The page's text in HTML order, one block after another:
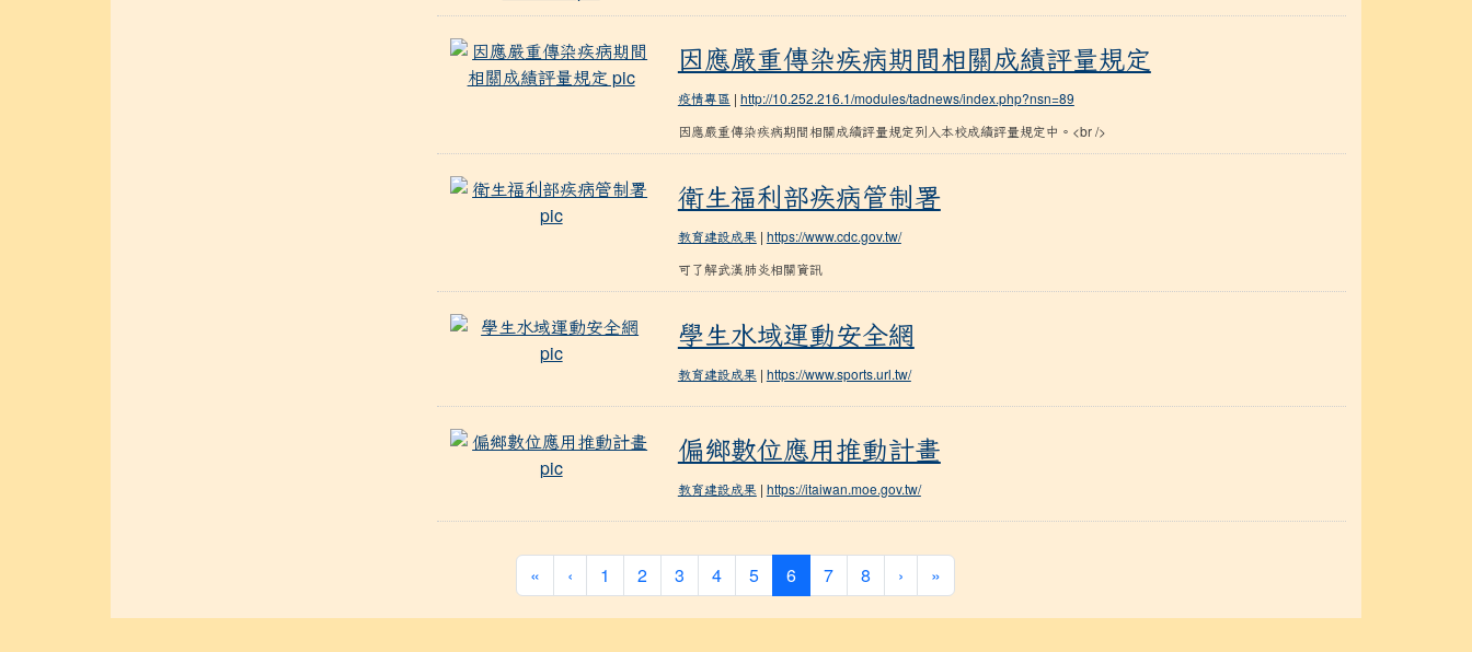
因應嚴重傳染疾病期間相關成績評量規定
因應嚴重傳染疾病期間相關成績評量規定
疫情專區 | http://10.252.216.1/modules/tadnews/index.php?nsn=89
因應嚴重傳染疾病期間相關成績評量規定列入本校成績評量規定中。<br />
衛生福利部疾病管制署
衛生福利部疾病管制署
教育建設成果 | https://www.cdc.gov.tw/
可了解武漢肺炎相關資訊
學生水域運動安全網
學生水域運動安全網
教育建設成果 | https://www.sports.url.tw/
偏鄉數位應用推動計畫
偏鄉數位應用推動計畫
教育建設成果 | https://itaiwan.moe.gov.tw/
« ‹ 1 2 3 4 5 6(current)
7 8 › »